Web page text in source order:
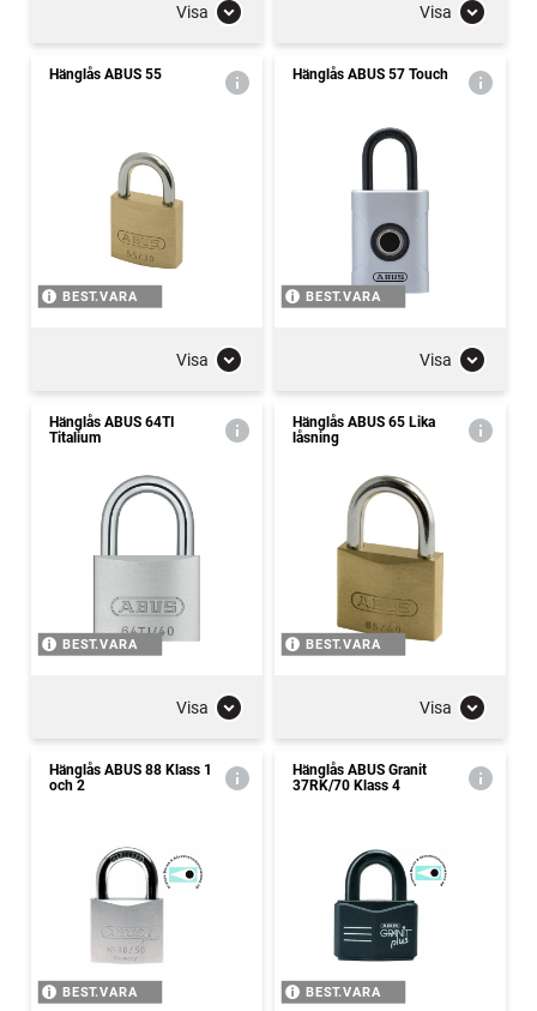
Visa Visa
Hänglås ABUS 55
BEST.VARA
Visa
Hänglås ABUS 57 Touch
BEST.VARA
Visa
Hänglås ABUS 64TI
Titalium
BEST.VARA
Visa
Hänglås ABUS 65 Lika
låsning
BEST.VARA
Visa
Hänglås ABUS 88 Klass 1
och 2
BEST.VARA
Hänglås ABUS Granit
37RK/70 Klass 4
BEST.VARA